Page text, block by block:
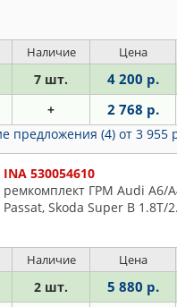
Наличие Цена
7 шт. 4 200 р.
+ 2 768 р.
предложения (4) от 3 955
INA 530054610
ремкомплект ГРМ Audi A6/
Passat, Skoda Super B 1.8T/
Наличие Цена
2 шт. 5 880 р.